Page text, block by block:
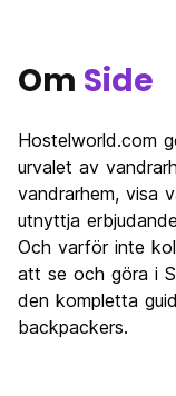
Om Side
Hostelworld.com
urvalet av
vandrarhem, visa
utnyttja
Och varför inte
att se och göra i
den kompletta
backpackers.